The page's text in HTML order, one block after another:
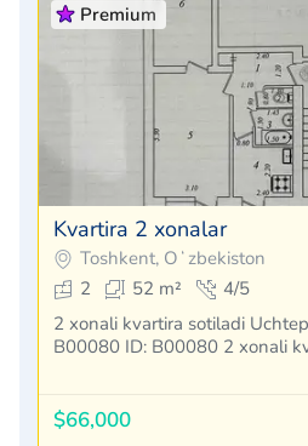
Premium
Kvartira 2 xonalar
Toshkent, Oʻzbekiston
2
52 m²
4/5
2 xonali kvartira sotiladi
B00080 ID: B00080 2
$66,000